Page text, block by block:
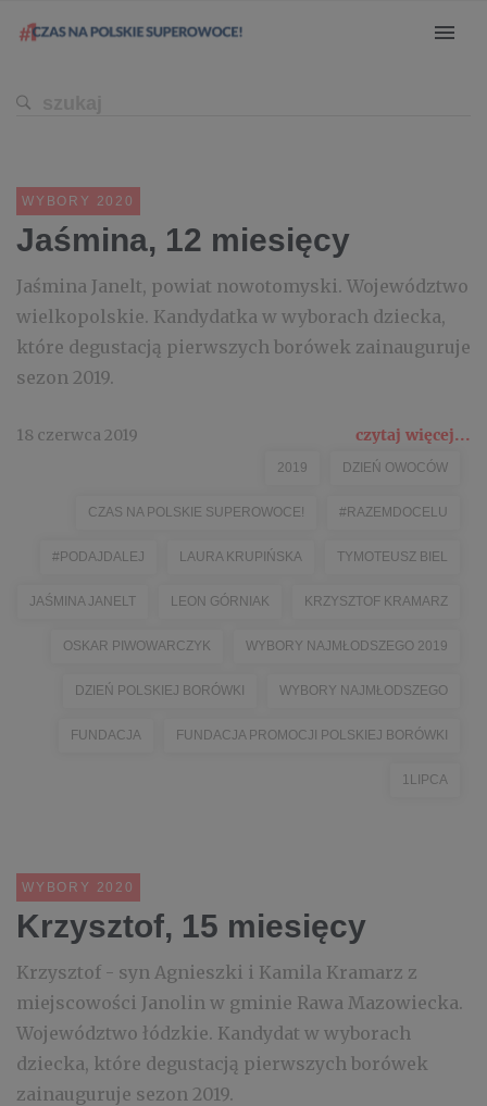
WYBORY 2020
Jaśmina, 12 miesięcy
Jaśmina Janelt, powiat nowotomyski. Województwo
wielkopolskie. Kandydatka w wyborach dziecka,
które degustacją pierwszych borówek zainauguruje
sezon 2019.
18 czerwca 2019 czytaj więcej...
2019 DZIEŃ OWOCÓW
CZAS NA POLSKIE SUPEROWOCE! #RAZEMDOCELU
#PODAJDALEJ LAURA KRUPIŃSKA TYMOTEUSZ BIEL
JAŚMINA JANELT LEON GÓRNIAK KRZYSZTOF KRAMARZ
OSKAR PIWOWARCZYK WYBORY NAJMŁODSZEGO 2019
DZIEŃ POLSKIEJ BORÓWKI WYBORY NAJMŁODSZEGO
FUNDACJA FUNDACJA PROMOCJI POLSKIEJ BORÓWKI
1LIPCA
WYBORY 2020
Krzysztof, 15 miesięcy
Krzysztof - syn Agnieszki i Kamila Kramarz z
miejscowości Janolin w gminie Rawa Mazowiecka.
Województwo łódzkie. Kandydat w wyborach
dziecka, które degustacją pierwszych borówek
zainauguruje sezon 2019.